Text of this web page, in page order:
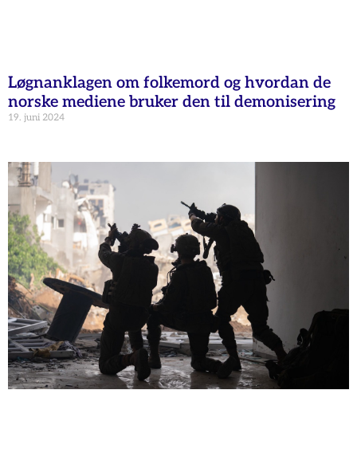
Løgnanklagen om folkemord og hvordan de
norske mediene bruker den til demonisering
19. juni 2024